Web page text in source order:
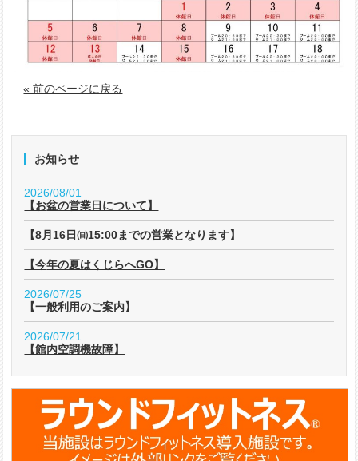
« 前のページに戻る
お知らせ
2026/08/01
【お盆の営業日について】
【8月16日㈰15:00までの営業となります】
【今年の夏はくじらへGO】
2026/07/25
【一般利用のご案内】
2026/07/21
【館内空調機故障】